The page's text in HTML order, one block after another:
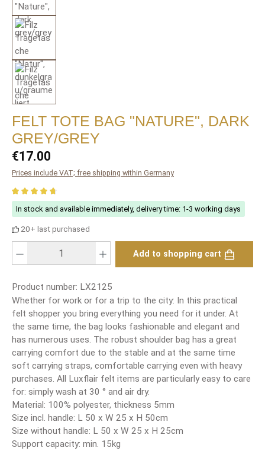
FELT TOTE BAG "NATURE", DARK
GREY/GREY
Regular price:
€17.00
Prices include VAT; free shipping within Germany
Average rating of 4.84 out of 5 stars
In stock and available immediately, delivery time: 1-3 working days
20+ last purchased
Add to shopping cart
Product number: LX2125
Whether for work or for a trip to the city: In this practical
felt shopper you bring everything you need for it under. At
the same time, the bag looks fashionable and elegant and
has numerous uses. The robust shoulder bag has a great
carrying comfort due to the stable and at the same time
soft carrying straps, comfortable carrying even with heavy
purchases. All Luxflair felt items are particularly easy to care
for: simply wash at 30 ° and air dry.
Material: 100% polyester, thickness 5mm
Size incl. handle: L 50 x W 25 x H 50cm
Size without handle: L 50 x W 25 x H 25cm
Support capacity: min. 15kg